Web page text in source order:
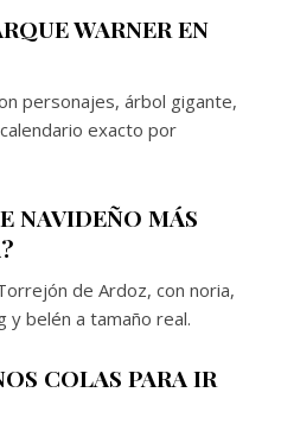
WARNER EN
personajes, árbol gigante,
exacto por
NAVIDEÑO MÁS
de Ardoz, con noria,
y belén a tamaño real.
COLAS PARA IR